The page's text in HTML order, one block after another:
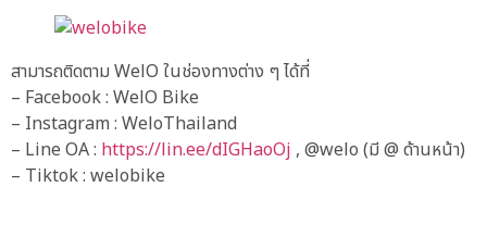
สามารถติดตาม WelO ในช่องทางต่าง ๆ ได้ที่
– Facebook : WelO Bike
– Instagram : WeloThailand
– Line OA : https://lin.ee/dIGHaoOj , @welo (มี @ ด้านหน้า)
– Tiktok : welobike